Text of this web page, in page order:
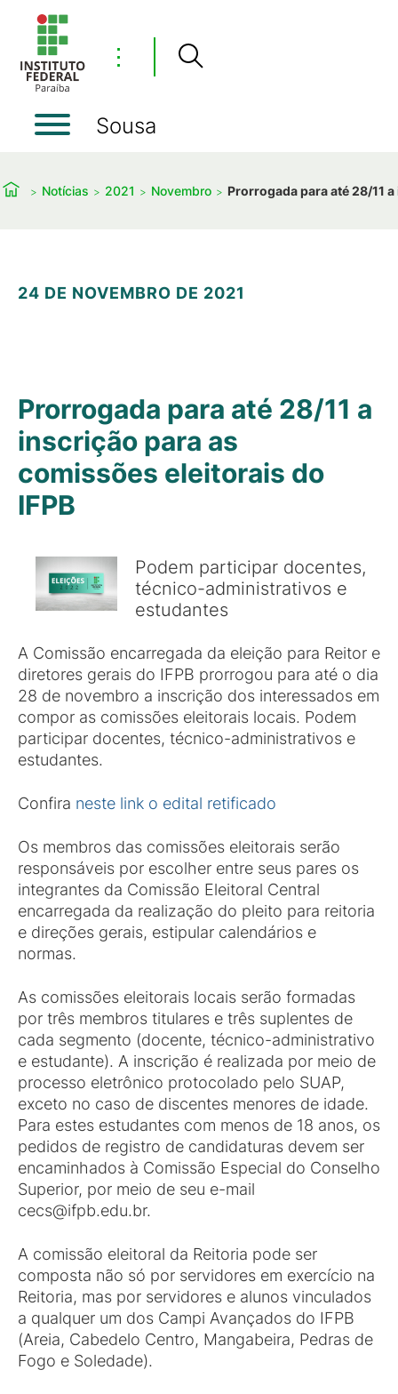
⋮
Sousa
Notícias 2021 Novembro Prorrogada para até 28/11
24 DE NOVEMBRO DE 2021
Prorrogada para até 28/11 a
inscrição para as
comissões eleitorais do
IFPB
Podem participar docentes,
técnico-administrativos e
estudantes
A Comissão encarregada da eleição para Reitor e
diretores gerais do IFPB prorrogou para até o dia
28 de novembro a inscrição dos interessados em
compor as comissões eleitorais locais. Podem
participar docentes, técnico-administrativos e
estudantes.
Confira neste link o edital retificado
Os membros das comissões eleitorais serão
responsáveis por escolher entre seus pares os
integrantes da Comissão Eleitoral Central
encarregada da realização do pleito para reitoria
e direções gerais, estipular calendários e
normas.
As comissões eleitorais locais serão formadas
por três membros titulares e três suplentes de
cada segmento (docente, técnico-administrativo
e estudante). A inscrição é realizada por meio de
processo eletrônico protocolado pelo SUAP,
exceto no caso de discentes menores de idade.
Para estes estudantes com menos de 18 anos, os
pedidos de registro de candidaturas devem ser
encaminhados à Comissão Especial do Conselho
Superior, por meio de seu e-mail
cecs@ifpb.edu.br.
A comissão eleitoral da Reitoria pode ser
composta não só por servidores em exercício na
Reitoria, mas por servidores e alunos vinculados
a qualquer um dos Campi Avançados do IFPB
(Areia, Cabedelo Centro, Mangabeira, Pedras de
Fogo e Soledade).